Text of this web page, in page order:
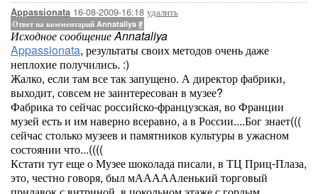
Appassionata 16-08-2009-16:18 удалить
Ответ на комментарий Annataliya #
Исходное сообщение Annataliya
Appassionata, результаты своих методов очень даже
неплохие получились. :)
Жалко, если там все так запущено. А директор фабрики,
выходит, совсем не заинтересован в музее?
Фабрика то сейчас российско-французская, во Франции
музей есть и им наверно всеравно, а в России....Бог знает(((
сейчас столько музеев и памятников культуры в ужасном
состоянии что...((((
Кстати тут еще о Музее шоколада писали, в ТЦ Приц-Плаза,
это, честно говоря, был мАААААленький торговый